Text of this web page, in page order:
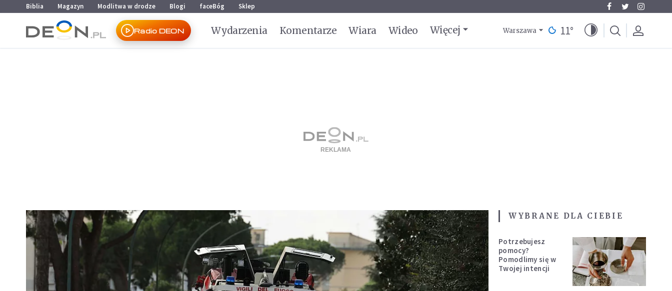
Przejdź do menu głównego
Przejdź do treści
Biblia Magazyn Modlitwa w drodze Blogi faceBóg Sklep
Radio DEON Wydarzenia Komentarze Wiara Wideo Więcej Warszawa 11°
WYBRANE DLA CIEBIE
Potrzebujesz
pomocy?
Pomodlimy się w
Twojej intencji